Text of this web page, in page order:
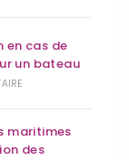
en cas de
un bateau
maritimes
des